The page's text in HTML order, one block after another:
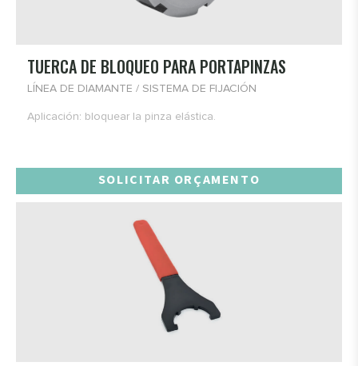
TUERCA DE BLOQUEO PARA PORTAPINZAS
LÍNEA DE DIAMANTE / SISTEMA DE FIJACIÓN
Aplicación: bloquear la pinza elástica.
SOLICITAR ORÇAMENTO